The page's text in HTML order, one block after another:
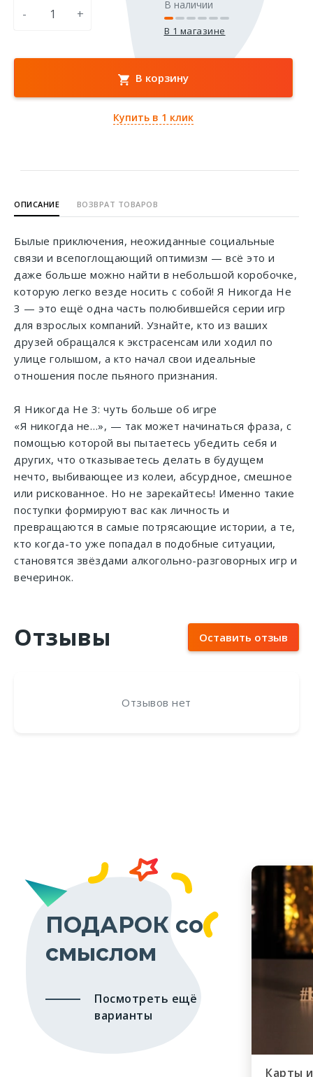
- +
В наличии
В 1 магазине
В корзину
Купить в 1 клик
ОПИСАНИЕ ВОЗВРАТ ТОВАРОВ
Былые приключения, неожиданные социальные
связи и всепоглощающий оптимизм — всё это и
даже больше можно найти в небольшой коробочке,
которую легко везде носить с собой! Я Никогда Не
3 — это ещё одна часть полюбившейся серии игр
для взрослых компаний. Узнайте, кто из ваших
друзей обращался к экстрасенсам или ходил по
улице голышом, а кто начал свои идеальные
отношения после пьяного признания.
Я Никогда Не 3: чуть больше об игре
«Я никогда не…», — так может начинаться фраза, с
помощью которой вы пытаетесь убедить себя и
других, что отказываетесь делать в будущем
нечто, выбивающее из колеи, абсурдное, смешное
или рискованное. Но не зарекайтесь! Именно такие
поступки формируют вас как личность и
превращаются в самые потрясающие истории, а те,
кто когда-то уже попадал в подобные ситуации,
становятся звёздами алкогольно-разговорных игр и
вечеринок.
Отзывы Оставить отзыв
Отзывов нет
ПОДАРОК со
смыслом
Посмотреть ещё
варианты
Карты